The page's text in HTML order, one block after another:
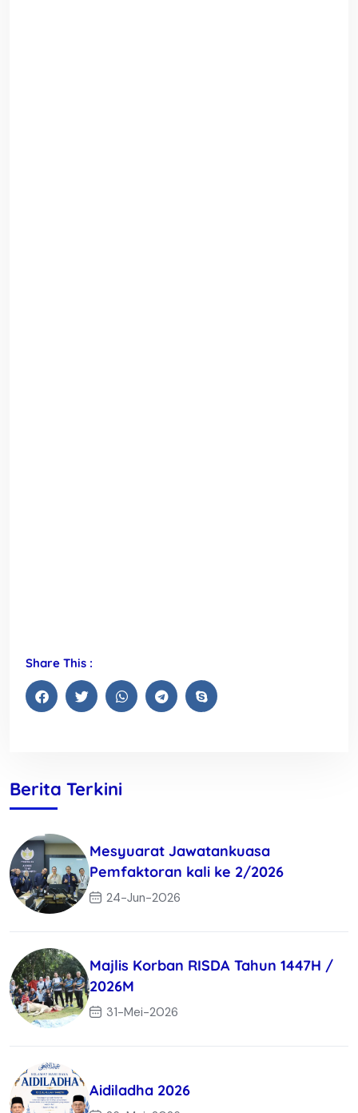
Share This :
Berita Terkini
Mesyuarat Jawatankuasa
Pemfaktoran kali ke 2/2026
24-Jun-2026
Majlis Korban RISDA Tahun 1447H /
2026M
31-Mei-2026
Aidiladha 2026